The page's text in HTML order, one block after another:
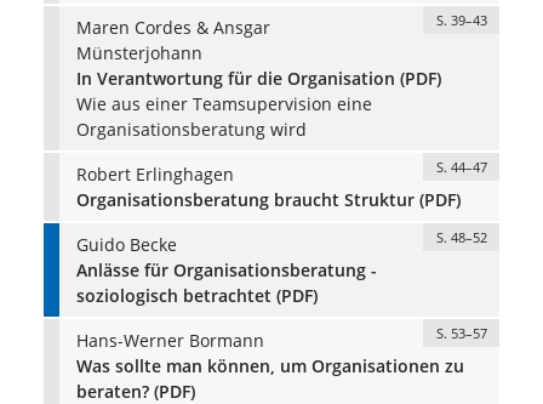
Maren Cordes & Ansgar
Münsterjohann
S. 39–43
In Verantwortung für die Organisation (PDF)
Wie aus einer Teamsupervision eine
Organisationsberatung wird
Robert Erlinghagen
S. 44–47
Organisationsberatung braucht Struktur (PDF)
Guido Becke
S. 48–52
Anlässe für Organisationsberatung -
soziologisch betrachtet (PDF)
Hans-Werner Bormann
S. 53–57
Was sollte man können, um Organisationen zu
beraten? (PDF)